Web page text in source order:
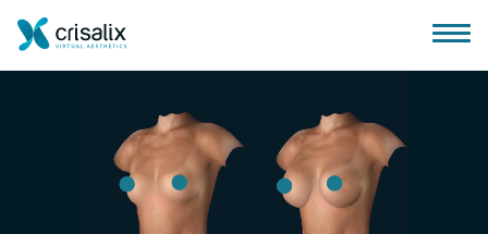
Cerrah ana sayfası